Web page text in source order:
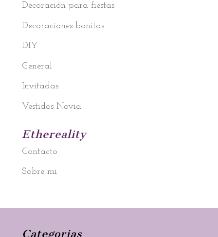
Decoración para fiestas
Decoraciones bonitas
DIY
General
Invitadas
Vestidos Novia
Ethereality
Contacto
Sobre mi
Categorias